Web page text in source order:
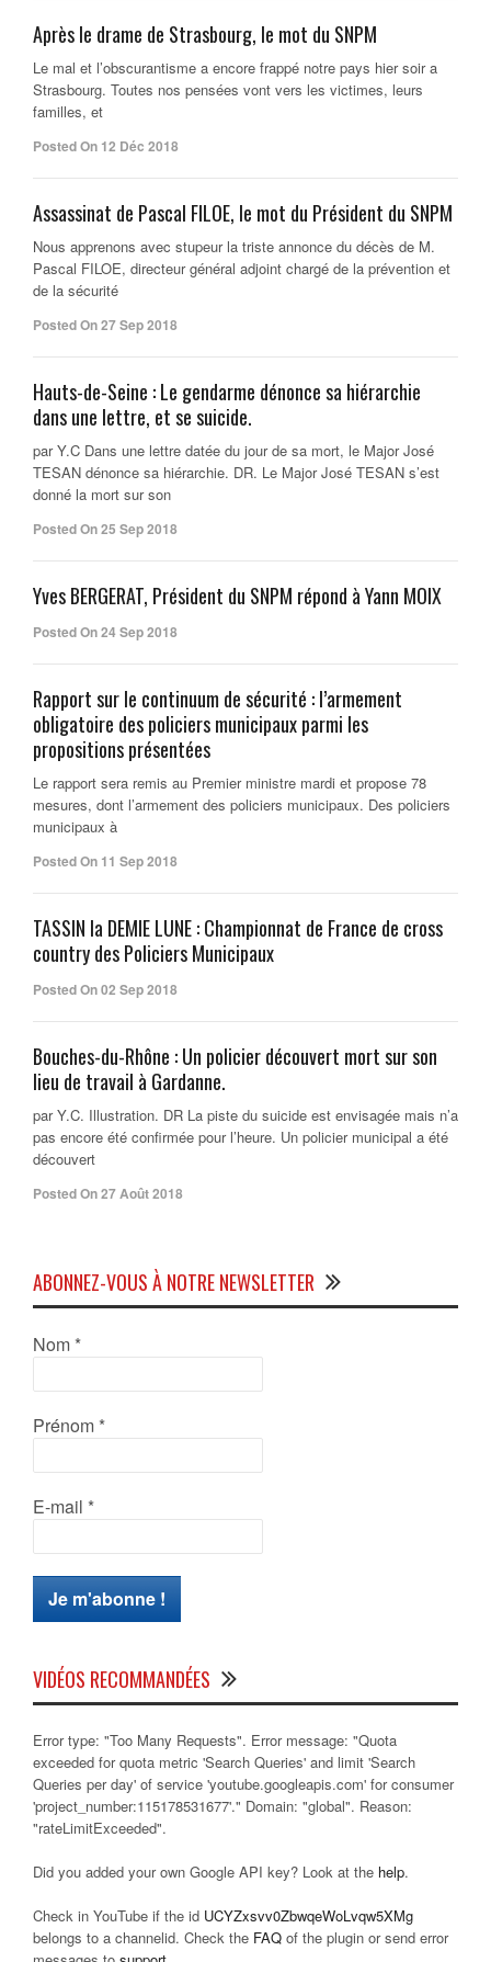
Après le drame de Strasbourg, le mot du SNPM
Le mal et l’obscurantisme a encore frappé notre pays hier soir a
Strasbourg. Toutes nos pensées vont vers les victimes, leurs
familles, et
Posted On 12 Déc 2018
Assassinat de Pascal FILOE, le mot du Président du SNPM
Nous apprenons avec stupeur la triste annonce du décès de M.
Pascal FILOE, directeur général adjoint chargé de la prévention et
de la sécurité
Posted On 27 Sep 2018
Hauts-de-Seine : Le gendarme dénonce sa hiérarchie
dans une lettre, et se suicide.
par Y.C Dans une lettre datée du jour de sa mort, le Major José
TESAN dénonce sa hiérarchie. DR. Le Major José TESAN s’est
donné la mort sur son
Posted On 25 Sep 2018
Yves BERGERAT, Président du SNPM répond à Yann MOIX
Posted On 24 Sep 2018
Rapport sur le continuum de sécurité : l’armement
obligatoire des policiers municipaux parmi les
propositions présentées
Le rapport sera remis au Premier ministre mardi et propose 78
mesures, dont l’armement des policiers municipaux. Des policiers
municipaux à
Posted On 11 Sep 2018
TASSIN la DEMIE LUNE : Championnat de France de cross
country des Policiers Municipaux
Posted On 02 Sep 2018
Bouches-du-Rhône : Un policier découvert mort sur son
lieu de travail à Gardanne.
par Y.C. Illustration. DR La piste du suicide est envisagée mais n’a
pas encore été confirmée pour l’heure. Un policier municipal a été
découvert
Posted On 27 Août 2018
ABONNEZ-VOUS À NOTRE NEWSLETTER
Nom *
Prénom *
E-mail *
VIDÉOS RECOMMANDÉES
Error type: "Too Many Requests". Error message: "Quota
exceeded for quota metric 'Search Queries' and limit 'Search
Queries per day' of service 'youtube.googleapis.com' for consumer
'project_number:115178531677'." Domain: "global". Reason:
"rateLimitExceeded".
Did you added your own Google API key? Look at the help.
Check in YouTube if the id UCYZxsvv0ZbwqeWoLvqw5XMg
belongs to a channelid. Check the FAQ of the plugin or send error